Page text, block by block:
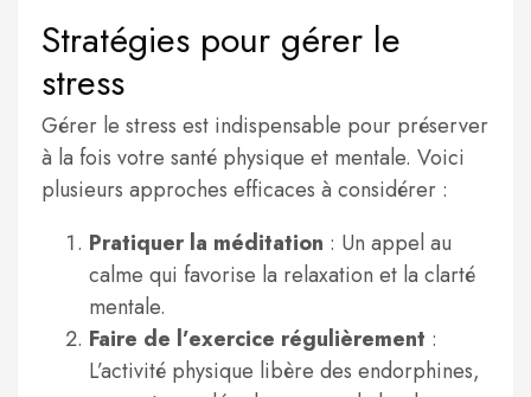
Stratégies pour gérer le
stress
Gérer le stress est indispensable pour préserver
à la fois votre santé physique et mentale. Voici
plusieurs approches efficaces à considérer :
Pratiquer la méditation : Un appel au
calme qui favorise la relaxation et la clarté
mentale.
Faire de l’exercice régulièrement :
L’activité physique libère des endorphines,